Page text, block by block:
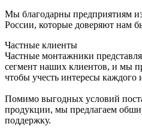
Мы благодарны предприятиям
России, которые доверяют нам
Частные клиенты
Частные монтажники
сегмент наших клиентов, и мы
чтобы учесть интересы каждого
Помимо выгодных условий
продукции, мы предлагаем
поддержку.